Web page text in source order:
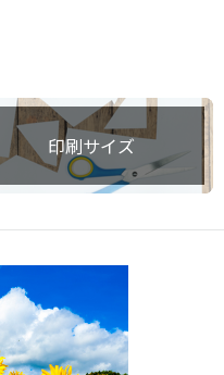
印刷サイズ